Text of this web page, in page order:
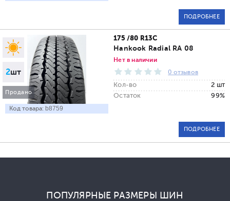
ПОДРОБНЕЕ
2шт
Продано
Код товара: b8759
175 /80 R13C
Hankook Radial RA 08
Нет в наличии
0 отзывов
Кол-во
2 шт
Остаток
99%
ПОДРОБНЕЕ
ПОПУЛЯРНЫЕ РАЗМЕРЫ ШИН